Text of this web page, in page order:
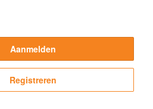
Aanmelden
Registreren